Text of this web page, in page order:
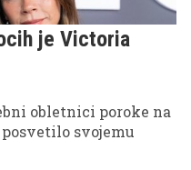
je Victoria
obletnici poroke na
svojemu